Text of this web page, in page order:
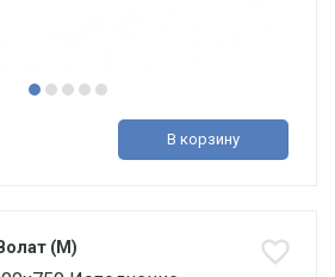
В корзину
(М)